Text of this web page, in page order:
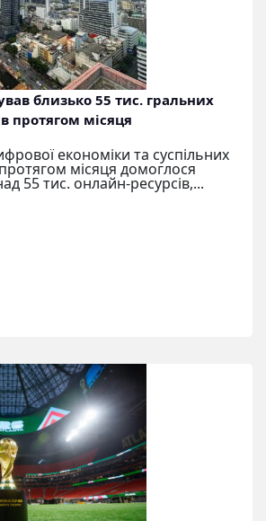
близько 55 тис. гральних
протягом місяця
економіки та суспільних
місяця домоглося
55 тис. онлайн-ресурсів,...